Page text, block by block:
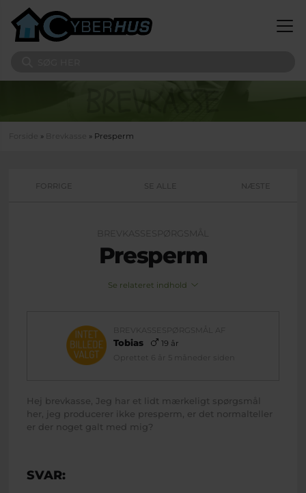
Du er her
» Brevkasse » Presperm
FORRIGE SE ALLE NÆSTE
BREVKASSESPØRGSMÅL
Presperm
Se relateret indhold
BREVKASSESPØRGSMÅL AF
Tobias
19 år
Oprettet 6 år 5 måneder siden
Hej brevkasse, Jeg har et lidt mærkeligt spørgsmål
her, jeg producerer ikke presperm, er det normalteller
er der noget galt med mig?
SVAR: